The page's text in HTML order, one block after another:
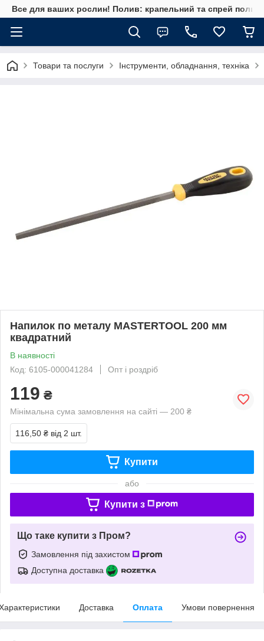
Все для ваших рослин! Полив: крапельний та спрей полив,
Товари та послуги Інструменти, обладнання, техніка
Напилок по металу MASTERTOOL 200 мм
квадратний
В наявності
Код: 6105-000041284
Опт і роздріб
119 ₴
Мінімальна сума замовлення на сайті — 200 ₴
116,50 ₴ від 2 шт.
Купити
або
Купити з
Що таке купити з Пром?
Замовлення під захистом
Доступна доставка
Доставка Оплата Умови повернення